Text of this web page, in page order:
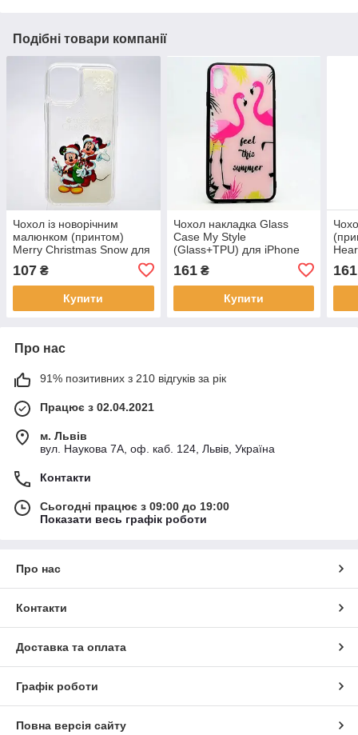
Подібні товари компанії
Чохол із новорічним
малюнком (принтом)
Merry Christmas Snow для
Minnie&Mickey Surprise
107 ₴
Купити
Чохол накладка Glass
Case My Style
(Glass+TPU) для iPhone
161₴
Купити
161
Про нас
91% позитивних з 210 відгуків за рік
Працює з 02.04.2021
м. Львів
вул. Наукова 7А, оф. каб. 124, Львів, Україна
Контакти
Сьогодні працює з 09:00 до 19:00
Показати весь графік роботи
Про нас
Контакти
Доставка та оплата
Графік роботи
Повна версія сайту